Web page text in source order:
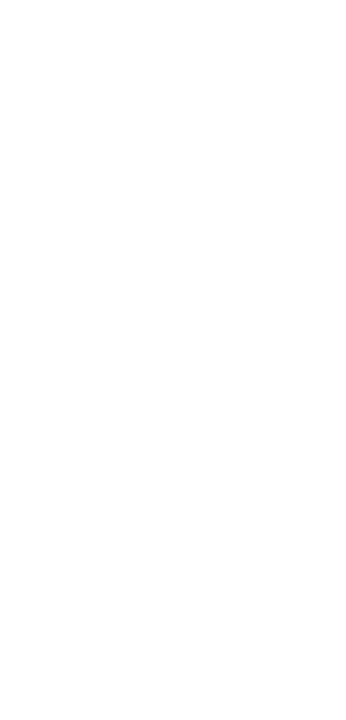
claim your prize: www.definitely-